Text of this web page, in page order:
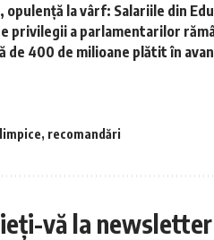
opulență la vârf: Salariile din
privilegii a parlamentarilor
de 400 de milioane plătit în
, recomandări
vă la newsletter